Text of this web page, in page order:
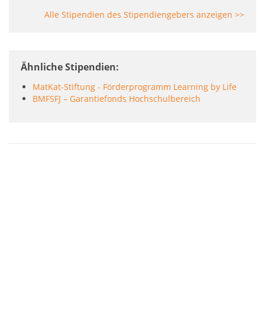
Alle Stipendien des Stipendiengebers anzeigen >>
Ähnliche Stipendien
MatKat-Stiftung - Förderprogramm Learning by Life
BMFSFJ – Garantiefonds Hochschulbereich